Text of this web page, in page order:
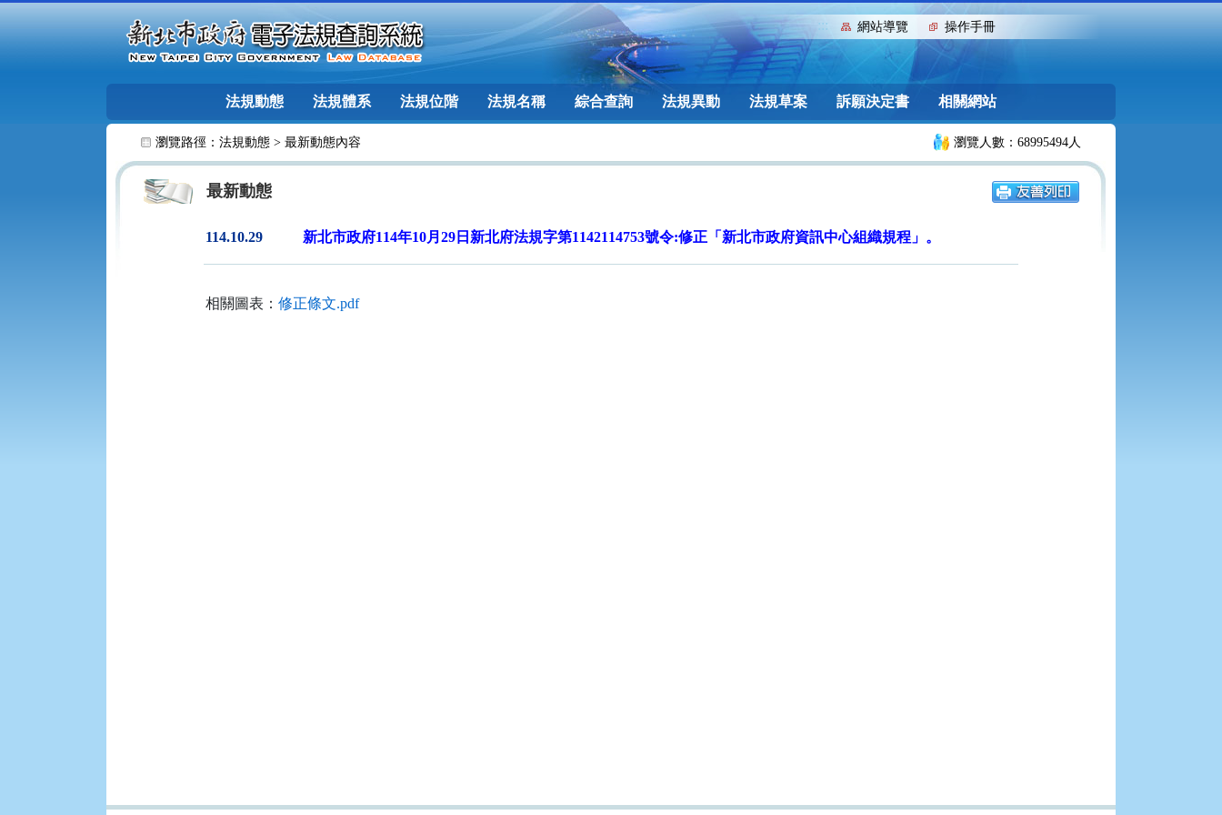
::: 網站導覽 操作手冊
法規動態 法規體系 法規位階 法規名稱 綜合查詢 法規異動 法規草案 訴願決定書 相關網站
瀏覽路徑： 法規動態 > 最新動態內容 瀏覽人數：68995494人
最新動態
114.10.29 新北市政府114年10月29日新北府法規字第1142114753號令:修正「新北市政府資訊中心組織規程」。
相關圖表： 修正條文.pdf